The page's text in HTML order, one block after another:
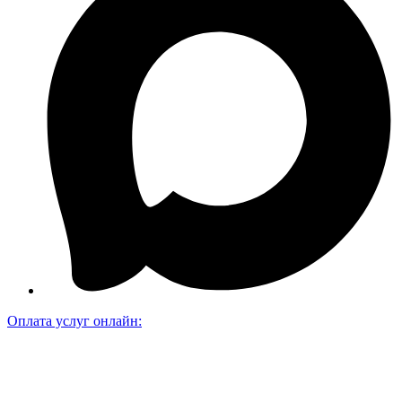
Оплата услуг онлайн: